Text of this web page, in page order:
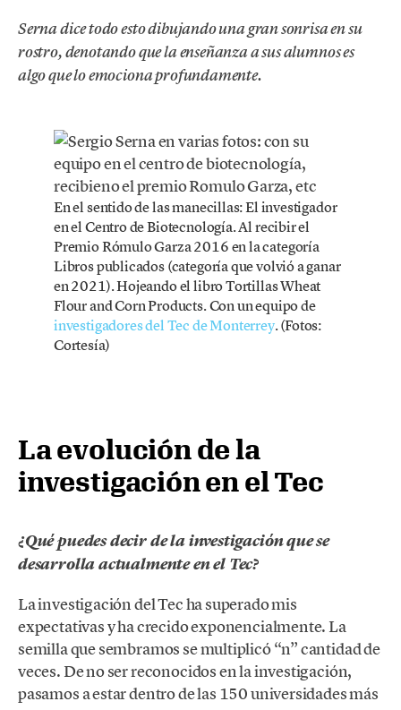
Serna dice todo esto dibujando una gran sonrisa en su
rostro, denotando que la enseñanza a sus alumnos es
algo que lo emociona profundamente.
En el sentido de las manecillas: El investigador
en el Centro de Biotecnología. Al recibir el
Premio Rómulo Garza 2016 en la categoría
Libros publicados (categoría que volvió a ganar
en 2021). Hojeando el libro Tortillas Wheat
Flour and Corn Products. Con un equipo de
investigadores del Tec de Monterrey. (Fotos:
Cortesía)
La evolución de la
investigación en el Tec
¿Qué puedes decir de la investigación que se
desarrolla actualmente en el Tec?
La investigación del Tec ha superado mis
expectativas y ha crecido exponencialmente. La
semilla que sembramos se multiplicó “n” cantidad de
veces. De no ser reconocidos en la investigación,
pasamos a estar dentro de las 150 universidades más